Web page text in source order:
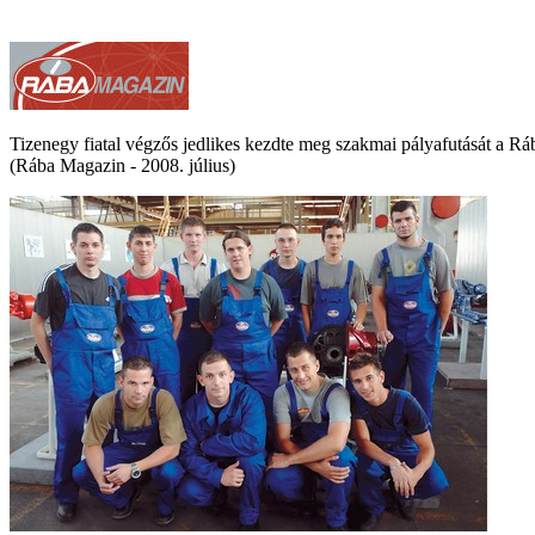
Tizenegy fiatal végzős jedlikes kezdte meg szakmai pályafutását a
(Rába Magazin - 2008. július)